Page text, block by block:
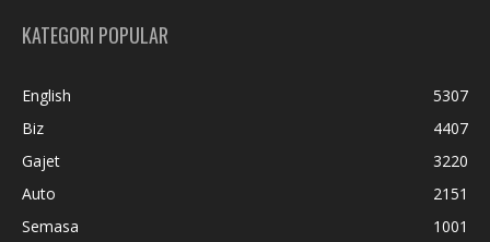
KATEGORI POPULAR
English
5307
Biz
4407
Gajet
3220
Auto
2151
Semasa
1001